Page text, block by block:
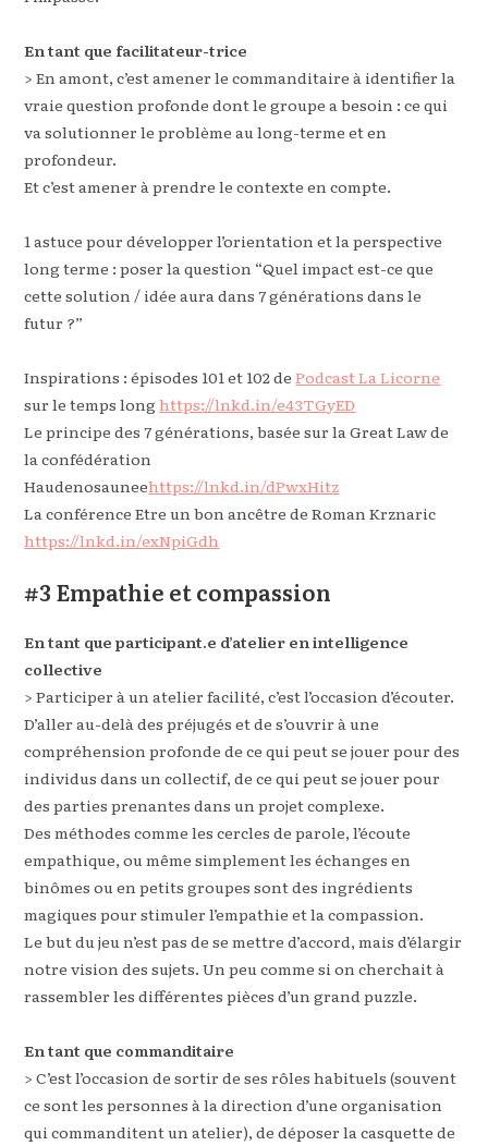
En tant que facilitateur-trice
> En amont, c’est amener le commanditaire à identifier la
vraie question profonde dont le groupe a besoin : ce qui
va solutionner le problème au long-terme et en
profondeur.
Et c’est amener à prendre le contexte en compte.
1 astuce pour développer l’orientation et la perspective
long terme : poser la question “Quel impact est-ce que
cette solution / idée aura dans 7 générations dans le
futur ?”
Inspirations : épisodes 101 et 102 dePodcast La Licorne
sur le temps longhttps://lnkd.in/e43TGyED
Le principe des 7 générations, basée sur la Great Law de
la confédération
Haudenosauneehttps://lnkd.in/dPwxHitz
La conférence Etre un bon ancêtre de Roman Krznaric
https://lnkd.in/exNpiGdh
#3 Empathie et compassion
En tant que participant.e d’atelier en intelligence
collective
> Participer à un atelier facilité, c’est l’occasion d’écouter.
D’aller au-delà des préjugés et de s’ouvrir à une
compréhension profonde de ce qui peut se jouer pour des
individus dans un collectif, de ce qui peut se jouer pour
des parties prenantes dans un projet complexe.
Des méthodes comme les cercles de parole, l’écoute
empathique, ou même simplement les échanges en
binômes ou en petits groupes sont des ingrédients
magiques pour stimuler l’empathie et la compassion.
Le but du jeu n’est pas de se mettre d’accord, mais d’élargir
notre vision des sujets. Un peu comme si on cherchait à
rassembler les différentes pièces d’un grand puzzle.
En tant que commanditaire
> C’est l’occasion de sortir de ses rôles habituels (souvent
ce sont les personnes à la direction d’une organisation
qui commanditent un atelier), de déposer la casquette de